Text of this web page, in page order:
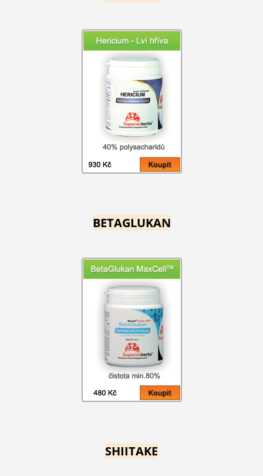
BETAGLUKAN
SHIITAKE